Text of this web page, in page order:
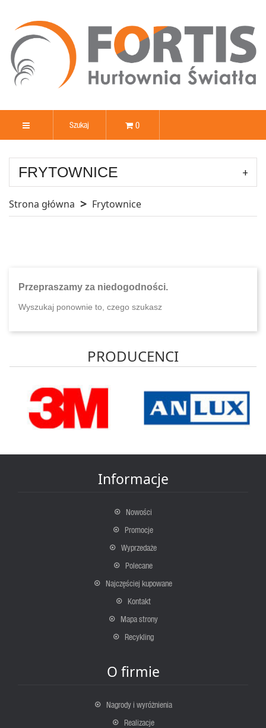
0
FRYTOWNICE
Strona główna Frytownice
Przepraszamy za niedogodności.
Wyszukaj ponownie to, czego szukasz
PRODUCENCI
Informacje
Nowości
Promocje
Wyprzedaże
Polecane
Najczęściej kupowane
Kontakt
Mapa strony
Recykling
O firmie
Nagrody i wyróżnienia
Realizacje